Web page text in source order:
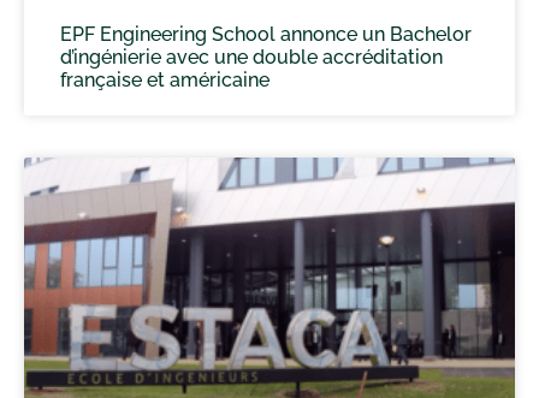
EPF Engineering School annonce un Bachelor
d’ingénierie avec une double accréditation
française et américaine